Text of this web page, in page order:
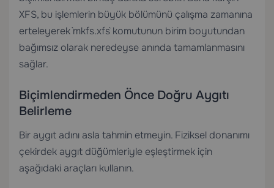
XFS, bu işlemlerin büyük bölümünü çalışma zamanına
erteleyerek `mkfs.xfs` komutunun birim boyutundan
bağımsız olarak neredeyse anında tamamlanmasını
sağlar.
Biçimlendirmeden Önce Doğru Aygıtı
Belirleme
Bir aygıt adını asla tahmin etmeyin. Fiziksel donanımı
çekirdek aygıt düğümleriyle eşleştirmek için
aşağıdaki araçları kullanın.